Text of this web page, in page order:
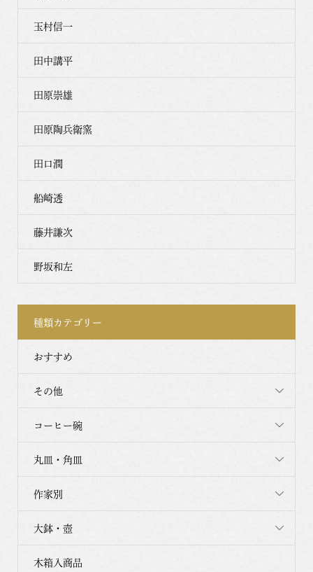
玉村信一
田中講平
田原崇雄
田原陶兵衛窯
田口潤
船崎透
藤井謙次
野坂和左
種類カテゴリー
おすすめ
その他
コーヒー碗
丸皿・角皿
作家別
大鉢・壺
木箱入商品